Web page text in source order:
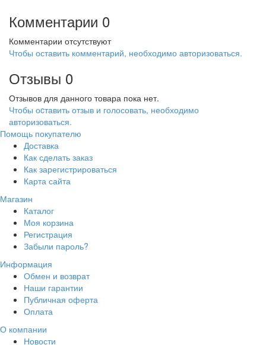
Комментарии 0
Комментарии отсутствуют
Чтобы оставить комментарий, необходимо авторизоваться.
Отзывы 0
Отзывов для данного товара пока нет.
Чтобы оcтавить отзыв и голосовать, необходимо
авторизоваться.
Помощь покупателю
Доставка
Как сделать заказ
Как зарегистрироваться
Карта сайта
Магазин
Каталог
Моя корзина
Регистрация
Забыли пароль?
Информация
Обмен и возврат
Наши гарантии
Публичная оферта
Оплата
О компании
Новости